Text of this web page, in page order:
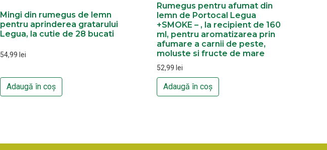
Mingi din rumegus de lemn
pentru aprinderea gratarului
Legua, la cutie de 28 bucati
54,99 lei
Adaugă în coș
Rumegus pentru afumat din
lemn de Portocal Legua
+SMOKE – , la recipient de 160
ml, pentru aromatizarea prin
afumare a carnii de peste,
moluste si fructe de mare
52,99 lei
Adaugă în coș